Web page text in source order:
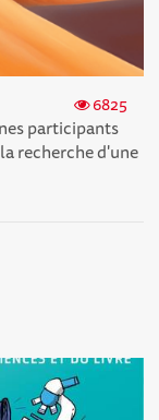
6825
participants
recherche d'une